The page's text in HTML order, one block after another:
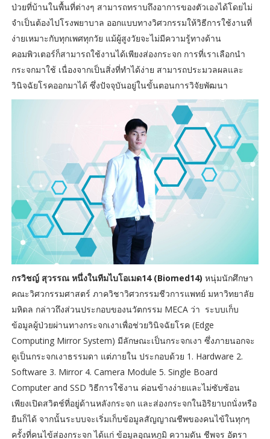
ป่วยที่บ้านในพื้นที่ต่างๆ สามารถทราบถึงอาการของตัวเองได้โดยไม่
จำเป็นต้องไปโรงพยาบาล ออกแบบทางวิศวกรรมให้วิธีการใช้งานที่
ง่ายเหมาะกับทุกเพศทุกวัย แม้ผู้สูงวัยจะไม่มีความรู้ทางด้าน
คอมพิวเตอร์ก็สามารถใช้งานได้เพียงส่องกระจก การที่เราเลือกนำ
กระจกมาใช้ เนื่องจากเป็นสิ่งที่ทำได้ง่าย สามารถประมวลผลและ
วินิจฉัยโรคออกมาได้ ซึ่งปัจจุบันอยู่ในขั้นตอนการวิจัยพัฒนา
กรวิชญ์ สุวรรณ หนึ่งในทีมไบโอเมด14 (Biomed14) หนุ่มนักศึกษา
คณะวิศวกรรมศาสตร์ ภาควิชาวิศวกรรมชีวการแพทย์ มหาวิทยาลัย
มหิดล กล่าวถึงส่วนประกอบของนวัตกรรม MECA ว่า ระบบเก็บ
ข้อมูลผู้ป่วยผ่านทางกระจกเงาเพื่อช่วยวินิจฉัยโรค (Edge
Computing Mirror System) มีลักษณะเป็นกระจกเงา ซึ่งภายนอกจะ
ดูเป็นกระจกเงาธรรมดา แต่ภายใน ประกอบด้วย 1. Hardware 2.
Software 3. Mirror 4. Camera Module 5. Single Board
Computer and SSD วิธีการใช้งาน ค่อนข้างง่ายและไม่ซับซ้อน
เพียงเปิดสวิตช์ที่อยู่ด้านหลังกระจก และส่องกระจกในอิริยาบถนั่งหรือ
ยืนก็ได้ จากนั้นระบบจะเริ่มเก็บข้อมูลสัญญาณชีพของคนไข้ในทุกๆ
ครั้งที่คนไข้ส่องกระจก ได้แก่ ข้อมูลอุณหภูมิ ความดัน ชีพจร อัตรา